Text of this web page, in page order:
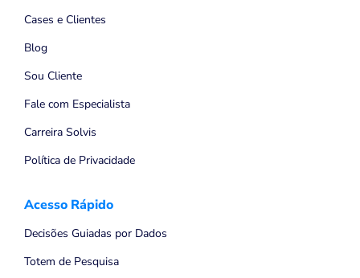
Cases e Clientes
Blog
Sou Cliente
Fale com Especialista
Carreira Solvis
Política de Privacidade
Acesso Rápido
Decisões Guiadas por Dados
Totem de Pesquisa